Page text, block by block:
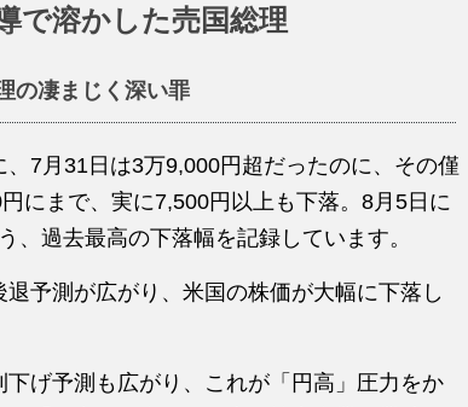
で溶かした売国総理
の凄まじく深い罪
7月31日は3万9,000円超だったのに、その僅
にまで、実に7,500円以上も下落。8月5日に
、過去最高の下落幅を記録しています。
予測が広がり、米国の株価が大幅に下落し
げ予測も広がり、これが「円高」圧力をか